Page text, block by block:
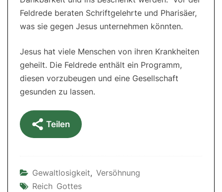
Feldrede beraten Schriftgelehrte und Pharisäer,
was sie gegen Jesus unternehmen könnten.
Jesus hat viele Menschen von ihren Krankheiten
geheilt. Die Feldrede enthält ein Programm,
diesen vorzubeugen und eine Gesellschaft
gesunden zu lassen.
Teilen
Gewaltlosigkeit, Versöhnung
Reich Gottes